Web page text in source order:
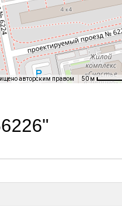
авторским правом 50 м